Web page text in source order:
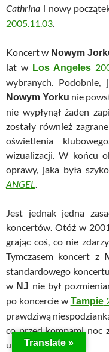
Cathrina i nowy
2005.11.03
Koncert w Nowym
lat w Los Angeles
wybranych.
Nowym Yorku nie
nie wypłynął żaden
zostały również
oświetlenia
wizualizacji. W końcu
oprawy, jaka była
ANGEL
Jest jednak jedna
koncertów. Otóż w
grając coś, co nie
Tymczasem koncert z
standardowego
w NJ nie był
po koncercie w Tampie
prawdziwą
co przed kompami noc
ulubieńców.
Translate »